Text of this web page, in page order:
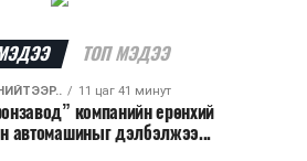
нээгдсэнээр дэлхийн газрын
болж, эрчим хүчний зах
буурах боломжтой гэж
ТОП МЭДЭЭ
11 цаг 41 минут
компанийн ерөнхий
автомашиныг дэлбэлжээ...